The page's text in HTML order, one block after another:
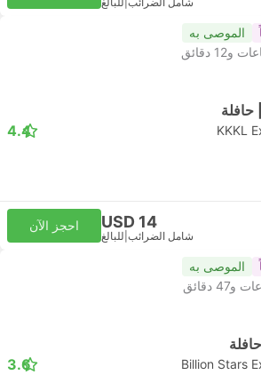
شامل الضرائب للبالغ
الموصى به
KKKL
4.4
USD 14
شامل الضرائب للبالغ
احجز الآن
الموصى به
Billion Stars
3.6